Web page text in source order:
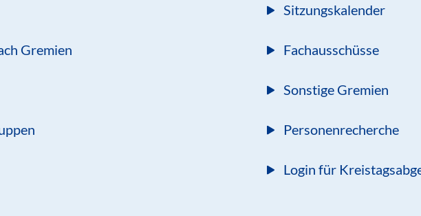
Sitzungskalender
Gremien Fachausschüsse
Sonstige Gremien
Personenrecherche
Login für